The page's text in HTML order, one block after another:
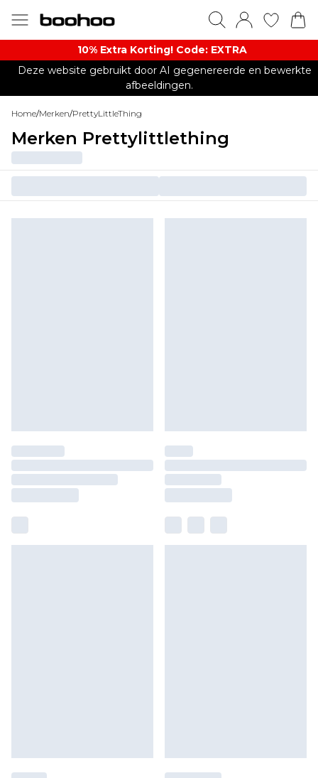
10% Extra Korting! Code: EXTRA​
Deze website gebruikt door AI gegenereerde en bewerkte
afbeeldingen.
Home/Merken/PrettyLittleThing
Merken Prettylittlething